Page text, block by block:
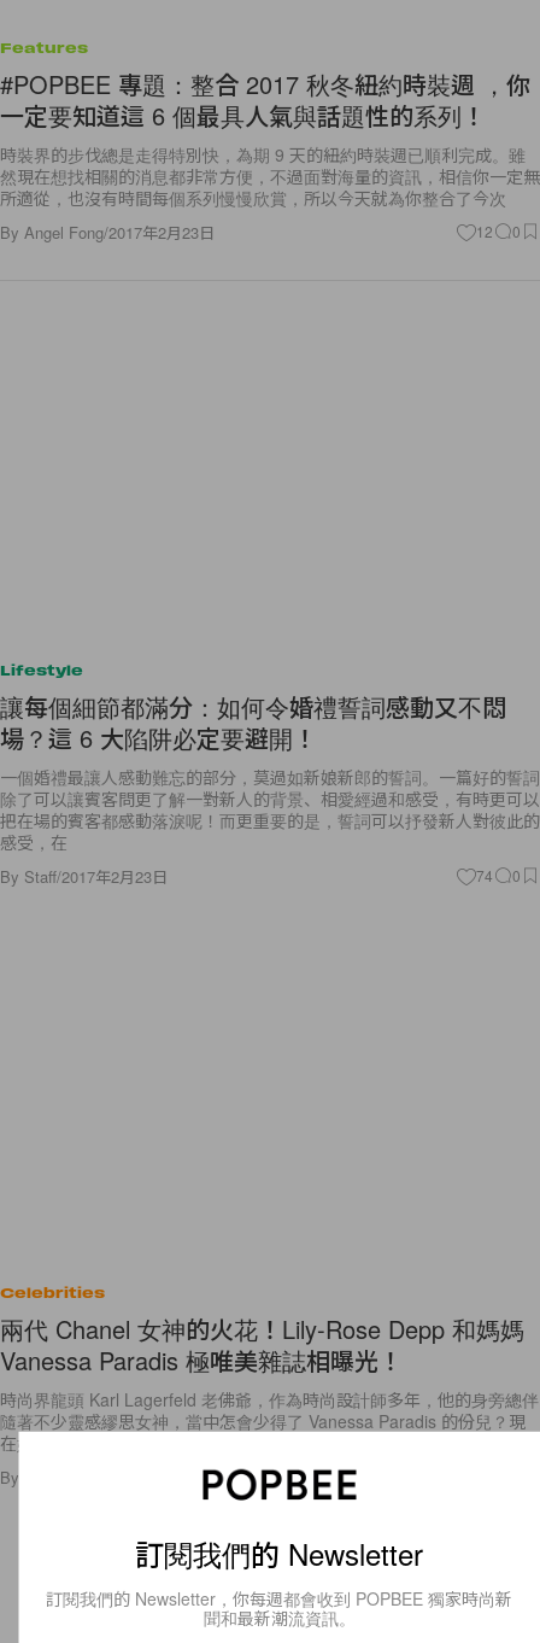
Features
#POPBEE 專題：整合 2017 秋冬紐約時裝週 ，你
一定要知道這 6 個最具人氣與話題性的系列！
時裝界的步伐總是走得特別快，為期 9 天的紐約時裝週已順利完成。雖
然現在想找相關的消息都非常方便，不過面對海量的資訊，相信你一定無
所適從，也沒有時間每個系列慢慢欣賞，所以今天就為你整合了今次
By Angel Fong/2017年2月23日 12 0
Lifestyle
讓每個細節都滿分：如何令婚禮誓詞感動又不悶
場？這 6 大陷阱必定要避開！
一個婚禮最讓人感動難忘的部分，莫過如新娘新郎的誓詞。一篇好的誓詞
除了可以讓賓客問更了解一對新人的背景、相愛經過和感受，有時更可以
把在場的賓客都感動落淚呢！而更重要的是，誓詞可以抒發新人對彼此的
感受，在
By Staff/2017年2月23日 74 0
Celebrities
兩代 Chanel 女神的火花！Lily-Rose Depp 和媽媽
Vanessa Paradis 極唯美雜誌相曝光！
時尚界龍頭 Karl Lagerfeld 老佛爺，作為時尚設計師多年，他的身旁總伴
隨著不少靈感繆思女神，當中怎會少得了 Vanessa Paradis 的份兒？現
在她的女兒 Lily Rose
By
訂閱我們的 Newsletter
訂閱我們的 Newsletter，你每週都會收到 POPBEE 獨家時尚新
聞和最新潮流資訊。